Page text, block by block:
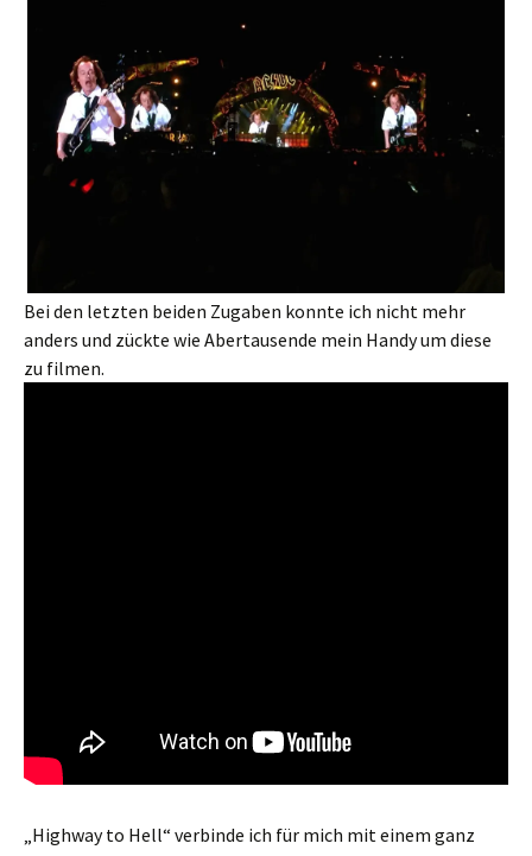
Bei den letzten beiden Zugaben konnte ich nicht mehr
anders und zückte wie Abertausende mein Handy um diese
zu filmen.
„Highway to Hell“ verbinde ich für mich mit einem ganz